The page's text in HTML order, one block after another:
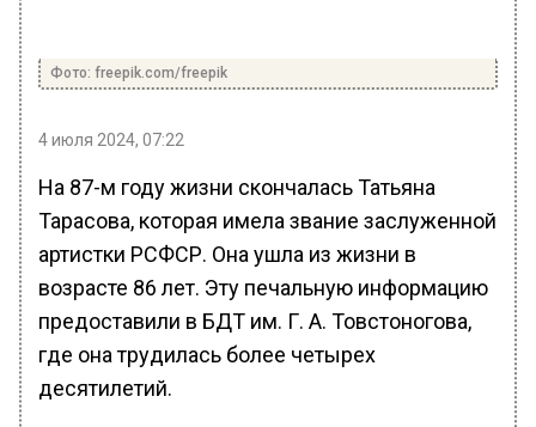
Фото: freepik.com/freepik
4 июля 2024, 07:22
На 87-м году жизни скончалась Татьяна
Тарасова, которая имела звание заслуженной
артистки РСФСР. Она ушла из жизни в
возрасте 86 лет. Эту печальную информацию
предоставили в БДТ им. Г. А. Товстоногова,
где она трудилась более четырех
десятилетий.